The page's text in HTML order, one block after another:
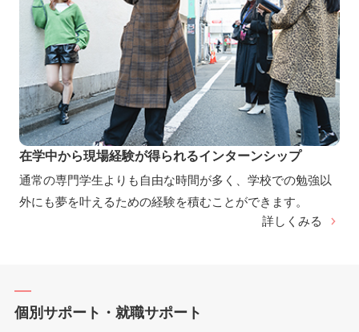
在学中から現場経験が得られるインターンシップ
通常の専門学生よりも自由な時間が多く、学校での勉強以
外にも夢を叶えるための経験を積むことができます。
詳しくみる
個別サポート・就職サポート